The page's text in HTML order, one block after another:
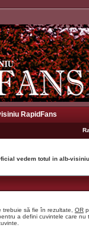
RapidFans
vedem totul in alb-
să fie în rezultate, OR
a defini cuvintele care nu